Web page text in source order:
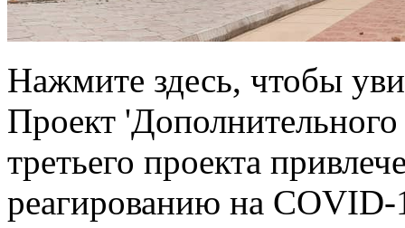
Нажмите здесь, чтобы
Проект
третьего проекта
реагированию на COVID-